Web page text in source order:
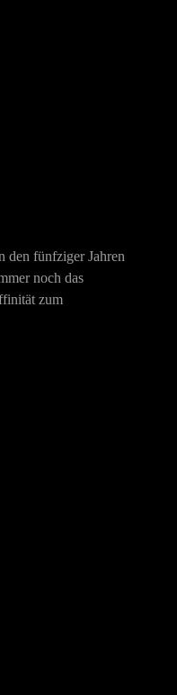
den fünfziger Jahren
noch das
zum